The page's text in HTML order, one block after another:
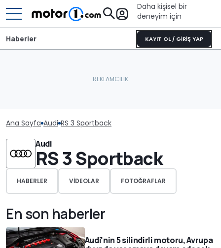
Daha kişisel bir
deneyim için
KAYIT OL / GİRİŞ YAP
Haberler
Ana Sayfa Audi RS 3 Sportback
Audi
RS 3 Sportback
HABERLER VIDEOLAR FOTOĞRAFLAR
En son haberler
Audi'nin 5 silindirli motoru, Avrupa